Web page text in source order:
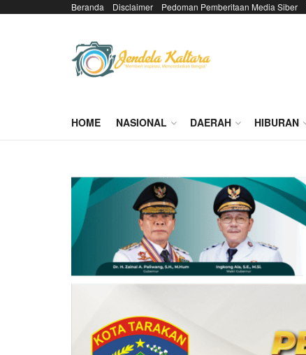
Beranda Disclaimer Pedoman Pemberitaan Media Siber
HOME NASIONAL DAERAH HIBURAN